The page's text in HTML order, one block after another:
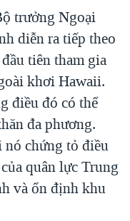
trưởng Ngoại
diễn ra tiếp theo
tiên tham gia
khơi Hawaii.
điều đó có thể
đa phương.
nó chứng tỏ điều
quân lực Trung
và ổn định khu